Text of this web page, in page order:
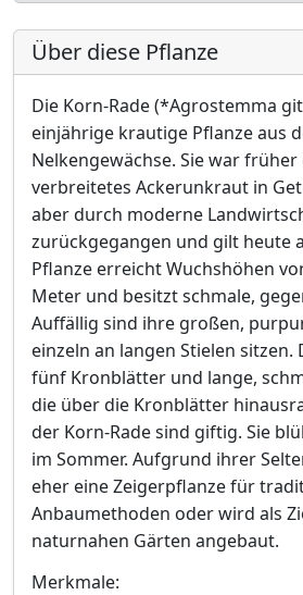
Über diese Pflanze
Die Korn-Rade (*Agrostemma
einjährige krautige Pflanze aus
Nelkengewächse. Sie war
verbreitetes Ackerunkraut in
aber durch moderne
zurückgegangen und gilt heute
Pflanze erreicht Wuchshöhen
Meter und besitzt schmale,
Auffällig sind ihre großen,
einzeln an langen Stielen sitzen.
fünf Kronblätter und lange,
die über die Kronblätter
der Korn-Rade sind giftig. Sie
im Sommer. Aufgrund ihrer
eher eine Zeigerpflanze für
Anbaumethoden oder wird als
naturnahen Gärten angebaut.
Merkmale: